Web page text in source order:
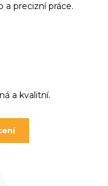
a precizní práce.
a kvalitní.